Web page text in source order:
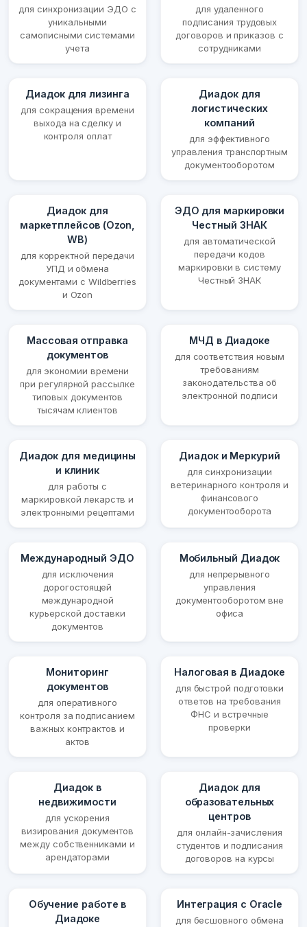
для синхронизации ЭДО с
уникальными
самописными системами
учета
для удаленного
подписания трудовых
договоров и приказов с
сотрудниками
Диадок для лизинга
для сокращения времени
выхода на сделку и
контроля оплат
Диадок для
логистических
компаний
для эффективного
управления транспортным
документооборотом
Диадок для
маркетплейсов (Ozon,
WB)
для корректной передачи
УПД и обмена
документами с Wildberries
и Ozon
ЭДО для маркировки
Честный ЗНАК
для автоматической
передачи кодов
маркировки в систему
Честный ЗНАК
Массовая отправка
документов
для экономии времени
при регулярной рассылке
типовых документов
тысячам клиентов
МЧД в Диадоке
для соответствия новым
требованиям
законодательства об
электронной подписи
Диадок для медицины
и клиник
для работы с
маркировкой лекарств и
электронными рецептами
Диадок и Меркурий
для синхронизации
ветеринарного контроля и
финансового
документооборота
Международный ЭДО
для исключения
дорогостоящей
международной
курьерской доставки
документов
Мобильный Диадок
для непрерывного
управления
документооборотом вне
офиса
Мониторинг
документов
для оперативного
контроля за подписанием
важных контрактов и
актов
Налоговая в Диадоке
для быстрой подготовки
ответов на требования
ФНС и встречные
проверки
Диадок в
недвижимости
для ускорения
визирования документов
между собственниками и
арендаторами
Диадок для
образовательных
центров
для онлайн-зачисления
студентов и подписания
договоров на курсы
Обучение работе в
Диадоке
Интеграция с Oracle
для бесшовного обмена